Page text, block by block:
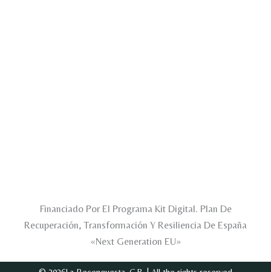
Financiado Por El Programa Kit Digital. Plan De
Recuperación, Transformación Y Resiliencia De España
«Next Generation EU»